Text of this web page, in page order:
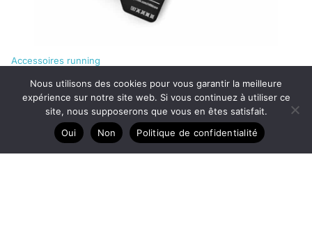
Accessoires running
Test du moniteur de fréquence cardiaque Garmin HRM-600
Isabelle Moreau
Le Garmin HRM-600 se présente comme un moniteur de
fréquence cardiaque haut de gamme conçu pour ...
Nous utilisons des cookies pour vous garantir la meilleure
expérience sur notre site web. Si vous continuez à utiliser ce
site, nous supposerons que vous en êtes satisfait.
Oui
Non Politique de confidentialité